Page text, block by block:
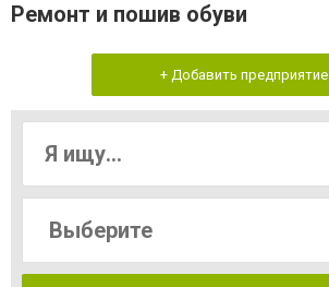
Ремонт и пошив обуви
+ Добавить предприятие